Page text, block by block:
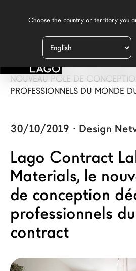
Produits
Inspiration
Contract
Magasins
Nouveaux Produits MDW26
Promotions
La Brand
Architectes
NEWS/
LAGO CONTRACT LAB MAD051
NOUVEAU PÔLE DE
PROFESSIONNELS DU MONDE
30/10/2019 · Design
Lago Contract
Materials, le
de conception
professionnels
contract